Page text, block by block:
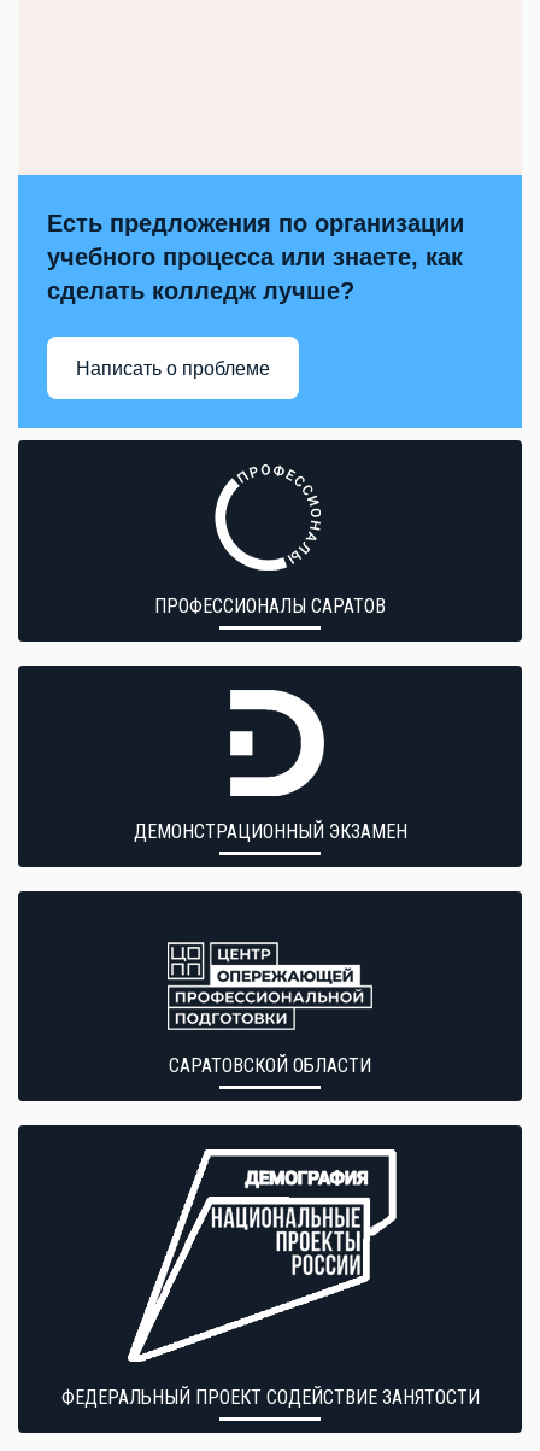
Есть предложения по организации
учебного процесса или знаете, как
сделать колледж лучше?
Написать о проблеме
ПРОФЕССИОНАЛЫ САРАТОВ
ДЕМОНСТРАЦИОННЫЙ ЭКЗАМЕН
САРАТОВСКОЙ ОБЛАСТИ
ФЕДЕРАЛЬНЫЙ ПРОЕКТ СОДЕЙСТВИЕ ЗАНЯТОСТИ